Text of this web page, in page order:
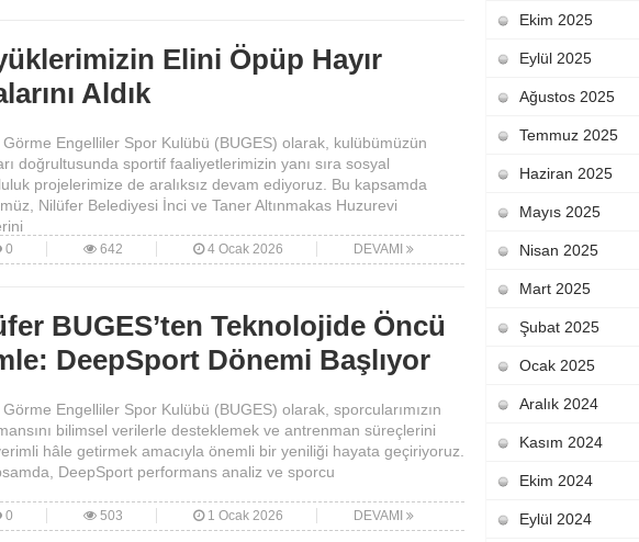
Elini Öpüp Hayır
Aldık
Görme Engelliler Spor Kulübü (BUGES) olarak, kulübümüzün
doğrultusunda sportif faaliyetlerimizin yanı sıra sosyal
projelerimize de aralıksız devam ediyoruz. Bu kapsamda
Nilüfer Belediyesi İnci ve Taner Altınmakas Huzurevi
0 642 4 Ocak 2026 DEVAMI
BUGES’ten Teknolojide Öncü
DeepSport Dönemi Başlıyor
Engelliler Spor Kulübü (BUGES) olarak, sporcularımızın
bilimsel verilerle desteklemek ve antrenman süreçlerini
hâle getirmek amacıyla önemli bir yeniliği hayata geçiriyoruz.
DeepSport performans analiz ve sporcu
0 503 1 Ocak 2026 DEVAMI
Ekim 2025
Eylül 2025
Ağustos 2025
Temmuz 2025
Haziran 2025
Mayıs 2025
Nisan 2025
Mart 2025
Şubat 2025
Ocak 2025
Aralık 2024
Kasım 2024
Ekim 2024
Eylül 2024